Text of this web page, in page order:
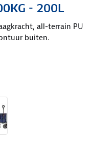
- 200L
all-terrain PU
buiten.